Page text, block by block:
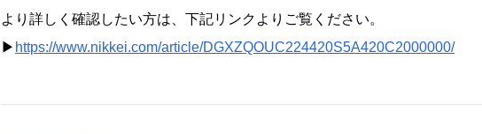
より詳しく確認したい方は、下記リンクよりご覧ください。
▶ https://www.nikkei.com/article/DGXZQOUC224420S5A420C2000000/